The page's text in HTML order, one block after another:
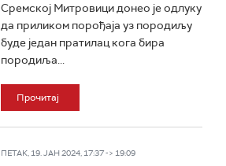
Сремској Митровици донео је одлуку
да приликом порођаја уз породиљу
буде један пратилац кога бира
породиља...
Прочитај
ПЕТАК, 19. ЈАН 2024, 17:37 -> 19:09